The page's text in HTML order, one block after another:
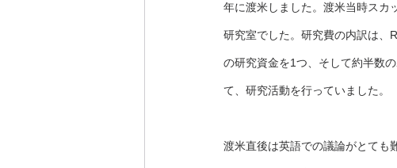
年に渡米しました。渡米当時スカ
研究室でした。研究費の内訳は、
の研究資金を1つ、そして約半数
て、研究活動を行っていました。
渡米直後は英語での議論がとても